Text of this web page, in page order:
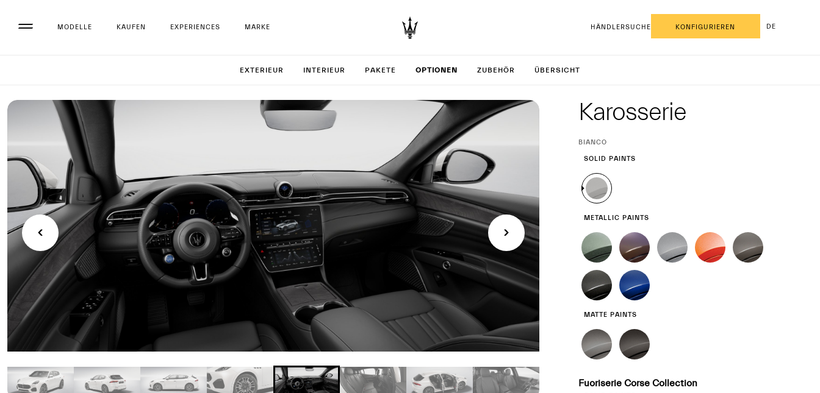
MODELLE KAUFEN EXPERIENCES MARKE HÄNDLERSUCHE KONFIGURIEREN DE
Set up your Grecale
EXTERIEUR INTERIEUR PAKETE OPTIONEN ZUBEHÖR ÜBERSICHT
Exterieur
Karosserie
CURRENT
BIANCO
SOLID PAINTS
METALLIC PAINTS
MATTE PAINTS
Fuoriserie Corse Collection